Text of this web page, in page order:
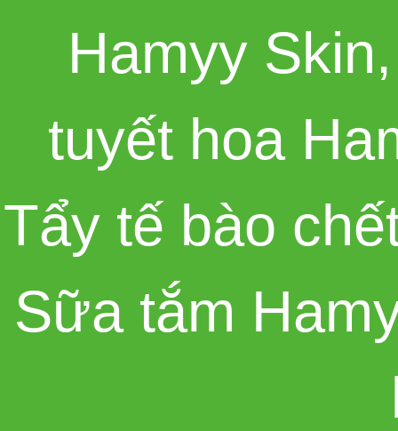
Hamyy Skin
tuyết hoa
Tẩy tế bào
Sữa tắm